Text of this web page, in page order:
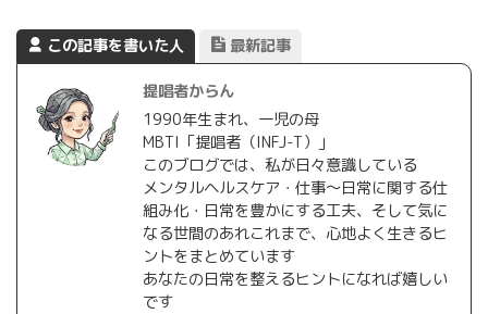
この記事を書いた人 最新記事
提唱者からん
1990年生まれ、一児の母
MBTI「提唱者（INFJ-T）」
このブログでは、私が日々意識している
メンタルヘルスケア・仕事〜日常に関する仕
組み化・日常を豊かにする工夫、そして気に
なる世間のあれこれまで、心地よく生きるヒ
ントをまとめています
あなたの日常を整えるヒントになれば嬉しい
です